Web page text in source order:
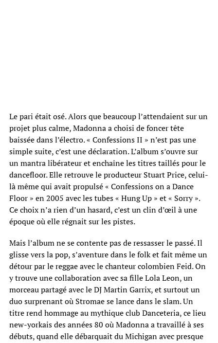
Le pari était osé. Alors que beaucoup l’attendaient sur un
projet plus calme, Madonna a choisi de foncer tête
baissée dans l’électro. « Confessions II » n’est pas une
simple suite, c’est une déclaration. L’album s’ouvre sur
un mantra libérateur et enchaîne les titres taillés pour le
dancefloor. Elle retrouve le producteur Stuart Price, celui-
là même qui avait propulsé « Confessions on a Dance
Floor » en 2005 avec les tubes « Hung Up » et « Sorry ».
Ce choix n’a rien d’un hasard, c’est un clin d’œil à une
époque où elle régnait sur les pistes.
Mais l’album ne se contente pas de ressasser le passé. Il
glisse vers la pop, s’aventure dans le folk et fait même un
détour par le reggae avec le chanteur colombien Feid. On
y trouve une collaboration avec sa fille Lola Leon, un
morceau partagé avec le DJ Martin Garrix, et surtout un
duo surprenant où Stromae se lance dans le slam. Un
titre rend hommage au mythique club Danceteria, ce lieu
new-yorkais des années 80 où Madonna a travaillé à ses
débuts, quand elle débarquait du Michigan avec presque